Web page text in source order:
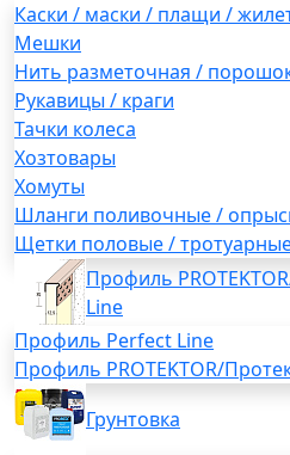
Каски / маски / плащи /
Мешки
Нить разметочная /
Рукавицы / краги
Тачки колеса
Хозтовары
Хомуты
Шланги поливочные /
Щетки половые /
Профиль
Line
Профиль Perfect Line
Профиль PROTEKTOR/
Грунтовка